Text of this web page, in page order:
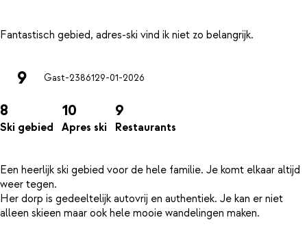
9 Gast-2386129-01-2026
8
Ski gebied
10
Apres ski
9
Restaurants
Een heerlijk ski gebied voor de hele familie. Je komt elkaar altijd
weer tegen.
Her dorp is gedeeltelijk autovrij en authentiek. Je kan er niet